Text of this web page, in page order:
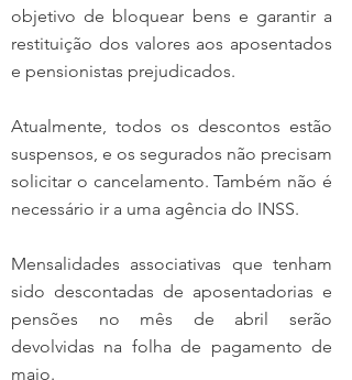
objetivo de bloquear bens e garantir a
restituição dos valores aos aposentados
e pensionistas prejudicados.
Atualmente, todos os descontos estão
suspensos, e os segurados não precisam
solicitar o cancelamento. Também não é
necessário ir a uma agência do INSS.
Mensalidades associativas que tenham
sido descontadas de aposentadorias e
pensões no mês de abril serão
devolvidas na folha de pagamento de
maio.